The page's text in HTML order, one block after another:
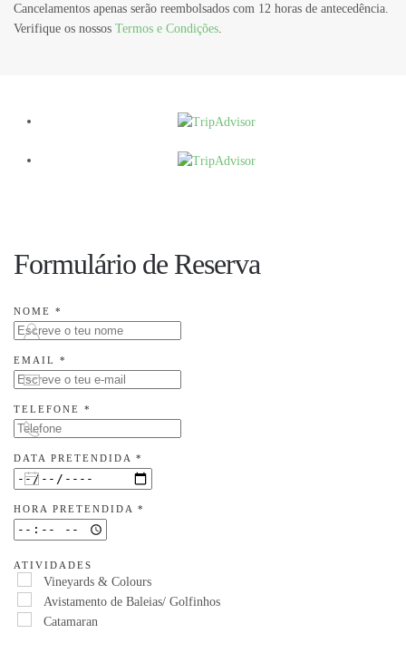
Cancelamentos apenas serão reembolsados com 12 horas de antecedência.
Verifique os nossos Termos e Condições.
Formulário de Reserva
NOME *
EMAIL *
TELEFONE *
DATA PRETENDIDA *
HORA PRETENDIDA *
ATIVIDADES
Vineyards & Colours
Avistamento de Baleias/ Golfinhos
Catamaran